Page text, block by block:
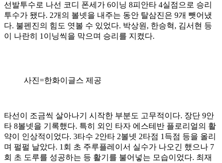
선발투수로 나선 코디 폰세가 6이닝 8피안타 4실점으로 승리
투수가 됐다. 2개의 볼넷을 내주는 동안 탈삼진은 9개 뺏어냈
다. 불펜진의 힘도 엿볼 수 있었다. 박상원, 한승혁, 김서현 등
이 나란히 1이닝씩을 막으며 승리를 지켰다.
사진=한화이글스 제공
타선이 조금씩 살아나기 시작한 부분도 고무적이다. 장단 9안
타 8볼넷을 기록했다. 특히 외인 타자 에스테반 플로리얼의 활
약이 인상적이었다. 3타수 2안타 2볼넷 2타점 1득점 등을 올리
며 펄펄 날았다. 1회 초 주루플레이서 실수가 나오긴 했으나 7
회 초 도루를 성공하는 등 활기를 불어넣는 모습이었다. 최재